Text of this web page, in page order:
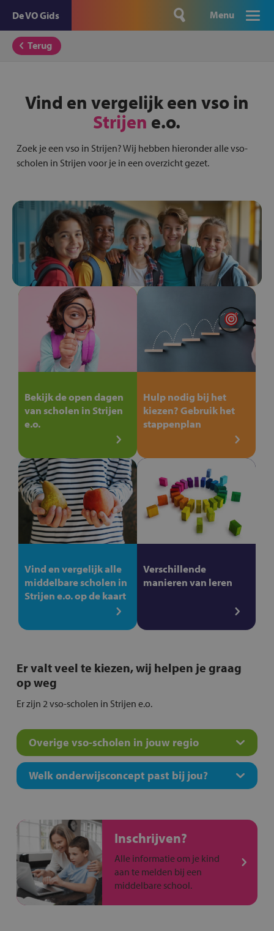
De VO Gids Menu
Terug
Vind en vergelijk een vso in
Strijen e.o.
Zoek je een vso in Strijen? Wij hebben hieronder alle vso-
scholen in Strijen voor je in een overzicht gezet.
Bekijk de open dagen
van scholen in Strijen
e.o.
Hulp nodig bij het
kiezen? Gebruik het
stappenplan
Vind en vergelijk alle
middelbare scholen in
Strijen e.o. op de kaart
Verschillende
manieren van leren
Er valt veel te kiezen, wij helpen je graag
op weg
Er zijn 2 vso-scholen in Strijen e.o.
Overige vso-scholen in jouw regio
Welk onderwijsconcept past bij jou?
Inschrijven?
Alle informatie om je kind
aan te melden bij een
middelbare school.